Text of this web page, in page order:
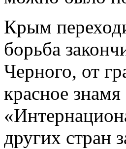
Крым
борьба
Черного, от
красное
других стран